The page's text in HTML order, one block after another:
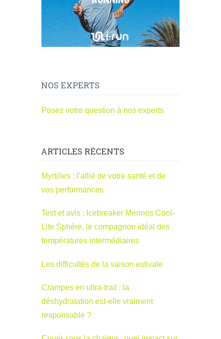
NOS EXPERTS
Posez votre question à nos experts
ARTICLES RÉCENTS
Myrtilles : l’allié de votre santé et de
vos performances
Test et avis : Icebreaker Merinos Cool-
Lite Sphère, le compagnon idéal des
températures intermédiaires
Les difficultés de la saison estivale
Crampes en ultra-trail : la
déshydratation est-elle vraiment
responsable ?